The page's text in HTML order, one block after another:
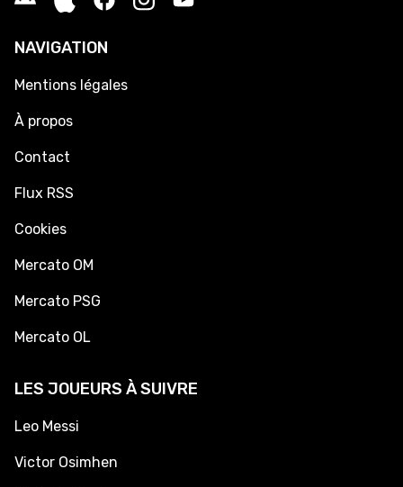
NAVIGATION
Mentions légales
À propos
Contact
Flux RSS
Cookies
Mercato OM
Mercato PSG
Mercato OL
LES JOUEURS À SUIVRE
Leo Messi
Victor Osimhen